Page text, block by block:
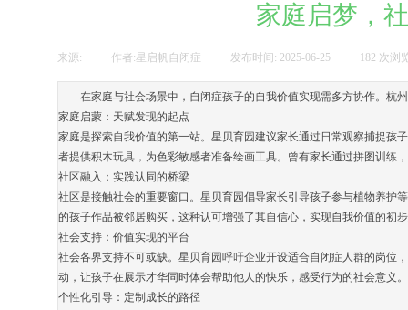
家庭启梦，
来源: 作者:星启帆自闭症 发布时间: 2025-06-25 182 次浏
在家庭与社会场景中，自闭症孩子的自我价值实现需多方协作。杭
家庭启蒙：天赋发现的起点​
家庭是探索自我价值的第一站。星贝育园建议家长通过日常观察捕捉孩
者提供积木玩具，为色彩敏感者准备绘画工具。曾有家长通过拼图训练
社区融入：实践认同的桥梁​
社区是接触社会的重要窗口。星贝育园倡导家长引导孩子参与植物养护
的孩子作品被邻居购买，这种认可增强了其自信心，实现自我价值的初
社会支持：价值实现的平台​
社会各界支持不可或缺。星贝育园呼吁企业开设适合自闭症人群的岗位
动，让孩子在展示才华同时体会帮助他人的快乐，感受行为的社会意义。​
个性化引导：定制成长的路径​